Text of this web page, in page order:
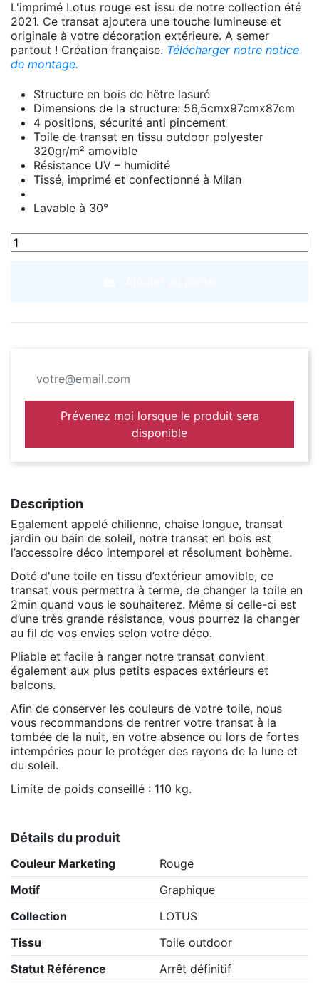
L'imprimé Lotus rouge est issu de notre collection été
2021. Ce transat ajoutera une touche lumineuse et
originale à votre décoration extérieure. A semer
partout ! Création française. Télécharger notre notice
de montage.
Structure en bois de hêtre lasuré
Dimensions de la structure: 56,5cmx97cmx87cm
4 positions, sécurité anti pincement
Toile de transat en tissu outdoor polyester
320gr/m² amovible
Résistance UV – humidité
Tissé, imprimé et confectionné à Milan
Lavable à 30°
Prévenez moi lorsque le produit sera
disponible
Description
Egalement appelé chilienne, chaise longue, transat
jardin ou bain de soleil, notre transat en bois est
l’accessoire déco intemporel et résolument bohème.
Doté d'une toile en tissu d’extérieur amovible, ce
transat vous permettra à terme, de changer la toile en
2min quand vous le souhaiterez. Même si celle-ci est
d’une très grande résistance, vous pourrez la changer
au fil de vos envies selon votre déco.
Pliable et facile à ranger notre transat convient
également aux plus petits espaces extérieurs et
balcons.
Afin de conserver les couleurs de votre toile, nous
vous recommandons de rentrer votre transat à la
tombée de la nuit, en votre absence ou lors de fortes
intempéries pour le protéger des rayons de la lune et
du soleil.
Limite de poids conseillé : 110 kg.
Détails du produit
Couleur Marketing
Rouge
Motif
Graphique
Collection
LOTUS
Tissu
Toile outdoor
Statut Référence
Arrêt définitif